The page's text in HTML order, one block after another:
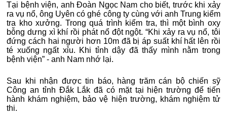
Tại bệnh viện, anh Đoàn Ngọc Nam cho biết, trước khi xảy
ra vụ nổ, ông Uyên có ghé công ty cùng với anh Trung kiểm
tra kho xưởng. Trong quá trình kiểm tra, thì một bình oxy
bỗng dưng xì khí rồi phát nổ đột ngột. “Khi xảy ra vụ nổ, tôi
đứng cách hai người hơn 10m đã bị áp suất khí hất lên rồi
té xuống ngất xỉu. Khi tỉnh dậy đã thấy mình nằm trong
bệnh viện” - anh Nam nhớ lại.
Sau khi nhận được tin báo, hàng trăm cán bộ chiến sỹ
Công an tỉnh Đắk Lắk đã có mặt tại hiện trường để tiến
hành khám nghiệm, bảo vệ hiện trường, khám nghiệm tử
thi.